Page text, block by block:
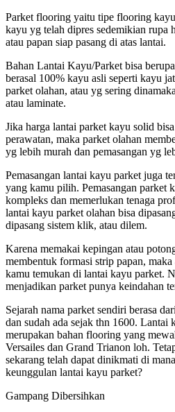
Parket flooring yaitu tipe flooring
kayu yg telah dipres sedemikian rupa
atau papan siap pasang di atas lantai.
Bahan Lantai Kayu/Parket bisa
berasal 100% kayu asli seperti kayu
parket olahan, atau yg sering
atau laminate.
Jika harga lantai parket kayu solid
perawatan, maka parket olahan
yg lebih murah dan pemasangan yg
Pemasangan lantai kayu parket juga
yang kamu pilih. Pemasangan parket
kompleks dan memerlukan tenaga
lantai kayu parket olahan bisa
dipasang sistem klik, atau dilem.
Karena memakai kepingan atau
membentuk formasi strip papan,
kamu temukan di lantai kayu parket.
menjadikan parket punya keindahan
Sejarah nama parket sendiri berasa
dan sudah ada sejak thn 1600. Lantai
merupakan bahan flooring yang
Versailes dan Grand Trianon loh.
sekarang telah dapat dinikmati di
keunggulan lantai kayu parket?
Gampang Dibersihkan